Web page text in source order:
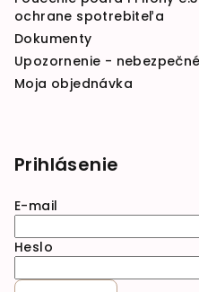
ochrane spotrebiteľa
Dokumenty
Upozornenie -
Moja objednávka
Prihlásenie
E-mail
Heslo